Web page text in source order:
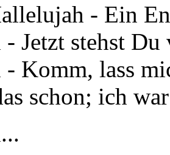
- Ein
Jetzt stehst Du
Komm, lass
schon; ich